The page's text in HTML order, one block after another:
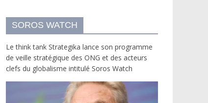
SOROS WATCH
Le think tank Strategika lance son programme
de veille stratégique des ONG et des acteurs
clefs du globalisme intitulé Soros Watch